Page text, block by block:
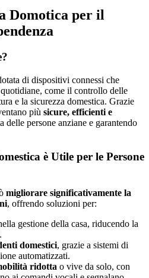
Domotica per il
di dispositivi connessi che
come il controllo delle
e la sicurezza domestica. Grazie
più sicure, efficienti e
delle persone anziane e garantendo
è Utile per le Persone
migliorare significativamente la
, offrendo soluzioni per:
gestione della casa, riducendo la
domestici, grazie a sistemi di
automatizzati.
ridotta o vive da solo, con